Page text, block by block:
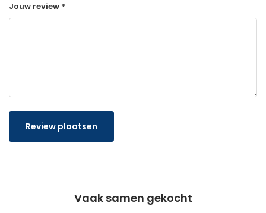
Jouw review *
Review plaatsen
Vaak samen gekocht